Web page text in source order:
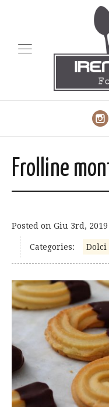
Frolline
Posted on Giu 3rd, 2019
Categories: Dolci